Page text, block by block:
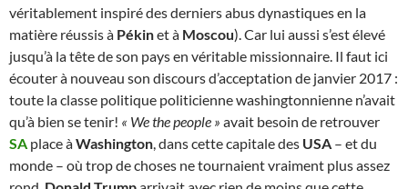
véritablement inspiré des derniers abus dynastiques en la
matière réussis à Pékinet à Moscou). Car lui aussi s’est élevé
jusqu’à la tête de son pays en véritable missionnaire. Il faut ici
écouter à nouveau son discours d’acceptation de janvier 2017 :
toute la classe politique politicienne washingtonnienne n’avait
qu’à bien se tenir! « We the people » avait besoin de retrouver
SA place àWashington, dans cette capitale des USA – et du
monde – où trop de choses ne tournaient vraiment plus assez